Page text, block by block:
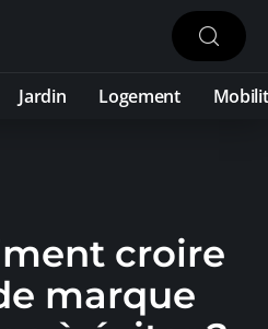
Jardin Logement
croire
marque